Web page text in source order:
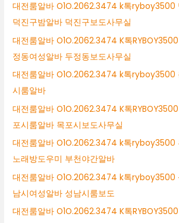
대전룸알바 O1O.2062.3474 k톡ryboy3500
덕진구밤알바 덕진구보도사무실
대전룸알바 O1O.2062.3474 K톡
정동여성알바 두정동보도사무실
대전룸알바 O1O.2062.3474 k톡ryboy3500
시룸알바
대전룸알바 O1O.2062.3474 K톡
포시룸알바 목포시보도사무실
대전룸알바 O1O.2062.3474 k톡ryboy3500
노래방도우미 부천야간알바
대전룸알바 O1O.2062.3474 k톡ryboy3500
남시여성알바 성남시룸보도
대전룸알바 O1O.2062.3474 K톡